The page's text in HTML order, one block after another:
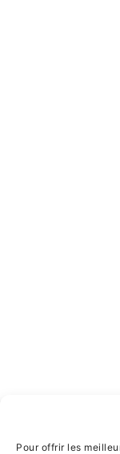
Pour offrir les